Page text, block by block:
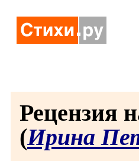
Рецензия
(Ирина